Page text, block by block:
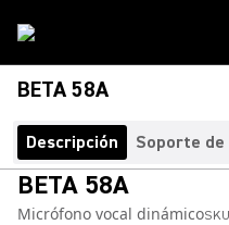
BETA 58A
Descripción Soporte
BETA 58A
Micrófono vocal dinámico